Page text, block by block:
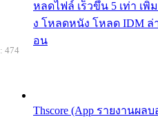
หลดไฟล์ เร็วขึ้น 5 เท่า เพิ่
ง โหลดหนัง โหลด IDM ล่
อน
Thscore (App รายงานผ
474